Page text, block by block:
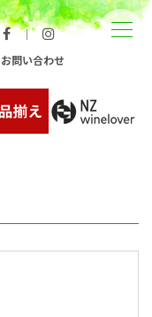
イン総合サイト
｜
お問い合わせ
メニュー